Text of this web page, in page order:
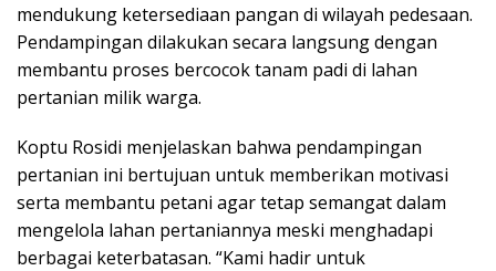
mendukung ketersediaan pangan di wilayah pedesaan.
Pendampingan dilakukan secara langsung dengan
membantu proses bercocok tanam padi di lahan
pertanian milik warga.
Koptu Rosidi menjelaskan bahwa pendampingan
pertanian ini bertujuan untuk memberikan motivasi
serta membantu petani agar tetap semangat dalam
mengelola lahan pertaniannya meski menghadapi
berbagai keterbatasan. “Kami hadir untuk